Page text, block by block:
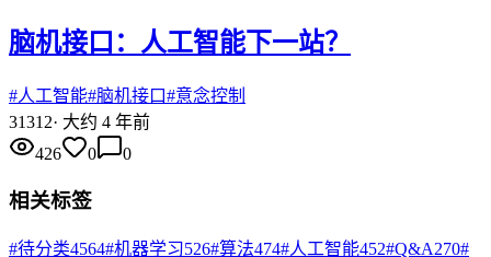
脑机接口：人工智能下一站？
#人工智能#脑机接口#意念控制
31312· 大约 4 年前
426
0 0
相关标签
#待分类4564#机器学习526#算法474#人工智能452#Q&A270#